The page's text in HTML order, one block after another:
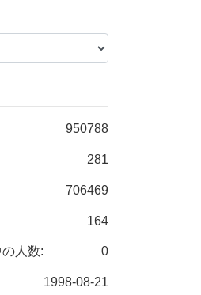
950788
281
706469
164
0
人数:
1998-08-21